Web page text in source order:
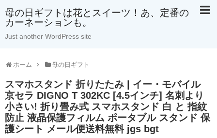
母の日ギフトは花とスイーツ！あ、定番の
カーネーションも。
Just another WordPress site
ホーム 母の日ギフト
スマホスタンド 折りたたみ | イー・モバイル
京セラ DIGNO T 302KC [4.5インチ] 名刺より
小さい! 折り畳み式 スマホスタンド 白 と 指紋
防止 液晶保護フィルム ポータブル スタンド 保
護シート メール便送料無料 jgs bgt